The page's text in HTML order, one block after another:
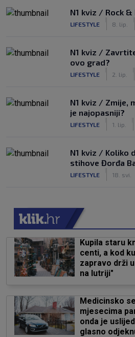
N1 kviz / Rock &
LIFESTYLE 8. lip.
N1 kviz /
ovo grad?
LIFESTYLE 2. lip.
N1 kviz / Zmije,
je najopasniji?
LIFESTYLE 1. lip.
N1 kviz / Koliko
stihove Đorđa
LIFESTYLE 18. svi.
Kupila staru
centi, a kod
zapravo drži
na lutriji"
Medicinsko
mjesecima
onda je
glasno